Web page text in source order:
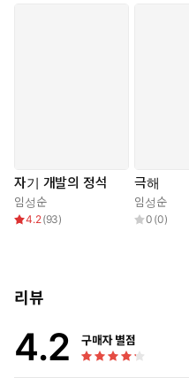
구조나 전통적 서사 어디에도
설이라는 분량의 매력을 최대
분이다. 장편소설에 비해 몰입
다. 스티븐 코비의 저서 『성
사, 1994)의 목차와 마찬가지로
자기 개발의 정석
임성순
4.2(93)
극해
임성순
0 (0)
리뷰
4.2 구매자 별점